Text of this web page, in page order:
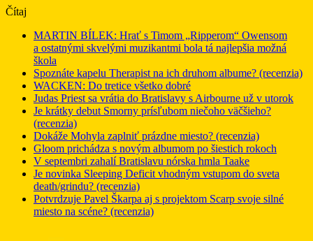
Čítaj
MARTIN BÍLEK: Hrať s Timom „Ripperom“ Owensom
a ostatnými skvelými muzikantmi bola tá najlepšia možná
škola
Spoznáte kapelu Therapist na ich druhom albume? (recenzia)
WACKEN: Do tretice všetko dobré
Judas Priest sa vrátia do Bratislavy s Airbourne už v utorok
Je krátky debut Smorny prísľubom niečoho väčšieho?
(recenzia)
Dokáže Mohyla zaplniť prázdne miesto? (recenzia)
Gloom prichádza s novým albumom po šiestich rokoch
V septembri zahalí Bratislavu nórska hmla Taake
Je novinka Sleeping Deficit vhodným vstupom do sveta
death/grindu? (recenzia)
Potvrdzuje Pavel Škarpa aj s projektom Scarp svoje silné
miesto na scéne? (recenzia)